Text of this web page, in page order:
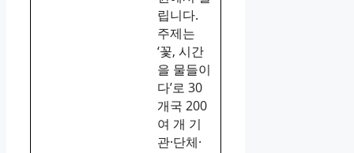
립니다.
주제는
‘꽃, 시간
을 물들이
다’로 30
개국 200
여 개 기
관·단체·